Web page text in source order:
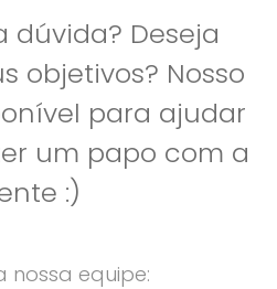
dúvida? Deseja
objetivos? Nosso
para ajudar
um papo com a
:)
nossa equipe: